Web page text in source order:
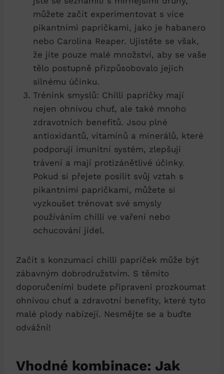
můžete začít experimentovat s více
pikantními papričkami, jako je habanero
nebo Carolina Reaper. Ujistěte se však,
že jíte pouze malé množství, aby se vaše
tělo postupně přizpůsobovalo jejich
silnému účinku.
Trénink smyslů: Chilli papričky mají
nejen ohnivou chuť, ale také mnoho
zdravotních benefitů. Jsou plné
antioxidantů, vitamínů a minerálů, které
podporují imunitní systém, zlepšují
trávení a mají protizánětlivé účinky.
Pokud si přejete posílit svůj vztah s
pikantními papričkami, můžete si
vyzkoušet trénovat své smysly
používáním chilli ve vaření nebo
ochucování jídel.
Začít s konzumací chilli papriček může být
zábavným dobrodružstvím. S těmito
doporučeními budete připraveni prozkoumat
ohnivou chuť a zdravotní benefity, které tyto
malé plody nabízejí. Nesmějte se a buďte
odvážní!
Vhodné kombinace: Jak